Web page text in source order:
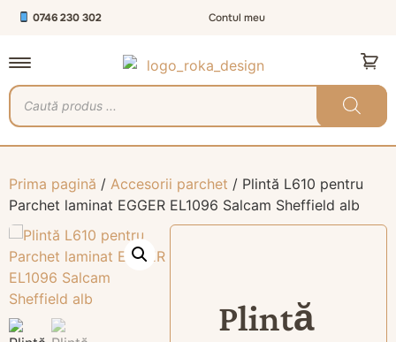
0746 230 302 Contul meu
Prima pagină / Accesorii parchet / Plintă L610 pentru
Parchet laminat EGGER EL1096 Salcam Sheffield alb
Plintă